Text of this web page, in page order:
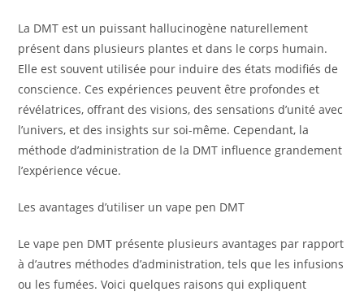
La DMT est un puissant hallucinogène naturellement
présent dans plusieurs plantes et dans le corps humain.
Elle est souvent utilisée pour induire des états modifiés de
conscience. Ces expériences peuvent être profondes et
révélatrices, offrant des visions, des sensations d’unité avec
l’univers, et des insights sur soi-même. Cependant, la
méthode d’administration de la DMT influence grandement
l’expérience vécue.
Les avantages d’utiliser un vape pen DMT
Le vape pen DMT présente plusieurs avantages par rapport
à d’autres méthodes d’administration, tels que les infusions
ou les fumées. Voici quelques raisons qui expliquent